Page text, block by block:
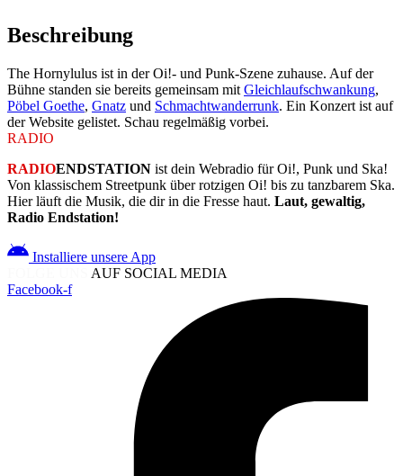
Beschreibung
The Hornylulus ist in der Oi!- und Punk-Szene zuhause. Auf der
Bühne standen sie bereits gemeinsam mit Gleichlaufschwankung,
Pöbel Goethe, Gnatz und Schmachtwanderrunk. Ein Konzert ist auf
der Website gelistet. Schau regelmäßig vorbei.
RADIO
RADIOENDSTATION ist dein Webradio für Oi!, Punk und Ska!
Von klassischem Streetpunk über rotzigen Oi! bis zu tanzbarem Ska.
Hier läuft die Musik, die dir in die Fresse haut. Laut, gewaltig,
Radio Endstation!
Installiere unsere App
AUF SOCIAL MEDIA
Facebook-f